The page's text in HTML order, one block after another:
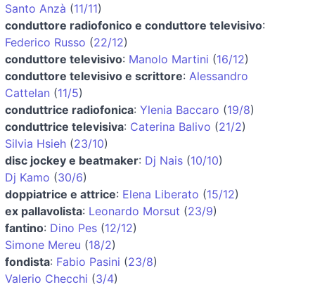
Santo Anzà (11/11)
conduttore radiofonico e conduttore televisivo:
Federico Russo (22/12)
conduttore televisivo: Manolo Martini (16/12)
conduttore televisivo e scrittore: Alessandro
Cattelan (11/5)
conduttrice radiofonica: Ylenia Baccaro (19/8)
conduttrice televisiva: Caterina Balivo (21/2)
Silvia Hsieh (23/10)
disc jockey e beatmaker: Dj Nais (10/10)
Dj Kamo (30/6)
doppiatrice e attrice: Elena Liberato (15/12)
ex pallavolista: Leonardo Morsut (23/9)
fantino: Dino Pes (12/12)
Simone Mereu (18/2)
fondista: Fabio Pasini (23/8)
Valerio Checchi (3/4)